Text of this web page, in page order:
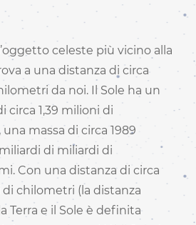
celeste più vicino alla
a una distanza di circa
da noi. Il Sole ha un
circa 1,39 milioni di
massa di circa 1989
di miliardi di
Con una distanza di circa
di chilometri (la distanza
Terra e il Sole è definita